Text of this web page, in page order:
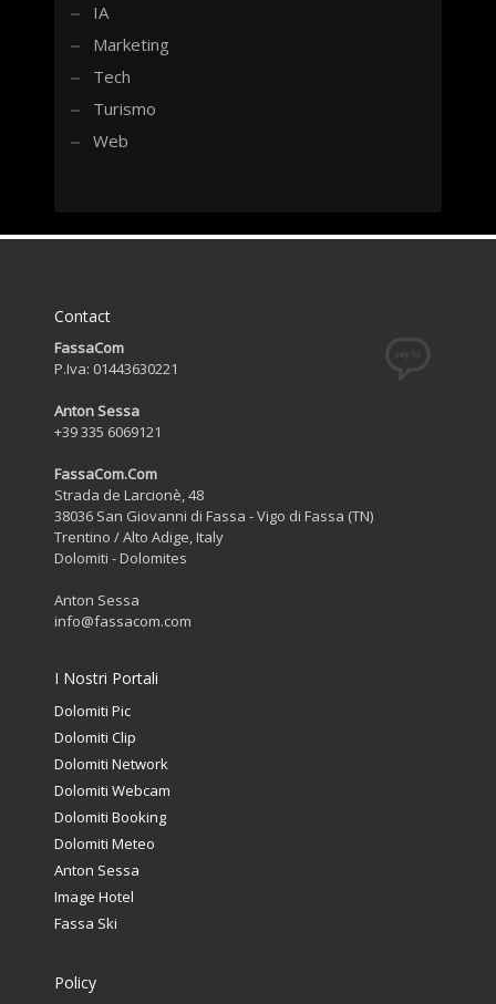
IA
Marketing
Tech
Turismo
Web
Contact
FassaCom
P.Iva: 01443630221
Anton Sessa
+39 335 6069121
FassaCom.Com
Strada de Larcionè, 48
38036 San Giovanni di Fassa - Vigo di Fassa (TN)
Trentino / Alto Adige, Italy
Dolomiti - Dolomites
Anton Sessa
info@fassacom.com
I Nostri Portali
Dolomiti Pic
Dolomiti Clip
Dolomiti Network
Dolomiti Webcam
Dolomiti Booking
Dolomiti Meteo
Anton Sessa
Image Hotel
Fassa Ski
Policy